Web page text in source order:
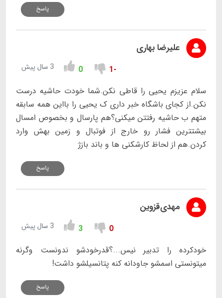
پاسخ
علیرضا بهاری
-1
0 3 سال پیش
سلام عزیزم یحیی را قاطی نکن.شما خودت حاشیه درست
نکن.از کجای باشگاه خبر داری ک یحیی را بااین همه سابقه
متهم ب حاشیه رفتتن میکنی؟هم پارسال و بخصوص امسال
بیشتترین فشار رو خارج از فوتبال و زمین بهش وارد
کردن.هم از لحاظ کارشکنی ها و باند بازژ
پاسخ
مهدی‌قزوین
0
3 3 سال پیش
خودکرده را تدبیر نیس...؟قدرخودشو ندونست وگرنه
میتونستی اسمشو جاودانه کنه پتانسیلشو داشت!
پاسخ